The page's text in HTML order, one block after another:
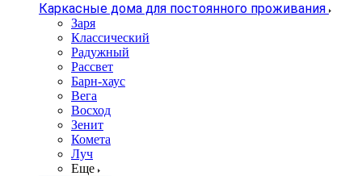
Каркасные дома для постоянного проживания
Заря
Классический
Радужный
Рассвет
Барн-хаус
Вега
Восход
Зенит
Комета
Луч
Еще